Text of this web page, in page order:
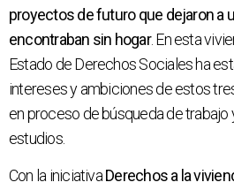
proyectos de futuro que dejaron a
encontraban sin hogar. En esta
Estado de Derechos Sociales ha
intereses y ambiciones de estos
en proceso de búsqueda de trabajo
estudios.
Con la iniciativaDerechos a la